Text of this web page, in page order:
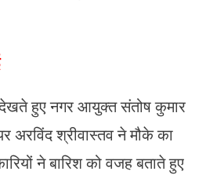
देखते हुए नगर आयुक्त संतोष कुमार
अरविंद श्रीवास्तव ने मौके का
ने बारिश को वजह बताते हुए